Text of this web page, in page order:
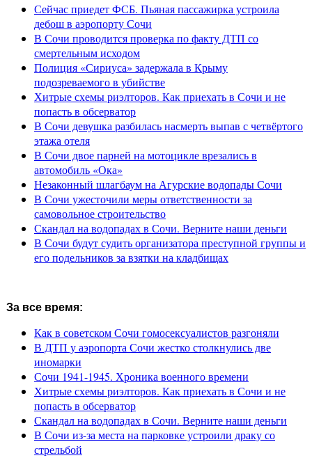
Сейчас приедет ФСБ. Пьяная пассажирка устроила
дебош в аэропорту Сочи
В Сочи проводится проверка по факту ДТП со
смертельным исходом
Полиция «Сириуса» задержала в Крыму
подозреваемого в убийстве
Хитрые схемы риэлторов. Как приехать в Сочи и не
попасть в обсерватор
В Сочи девушка разбилась насмерть выпав с четвёртого
этажа отеля
В Сочи двое парней на мотоцикле врезались в
автомобиль «Ока»
Незаконный шлагбаум на Агурские водопады Сочи
В Сочи ужесточили меры ответственности за
самовольное строительство
Скандал на водопадах в Сочи. Верните наши деньги
В Сочи будут судить организатора преступной группы и
его подельников за взятки на кладбищах
За все время:
Как в советском Сочи гомосексуалистов разгоняли
В ДТП у аэропорта Сочи жестко столкнулись две
иномарки
Сочи 1941-1945. Хроника военного времени
Хитрые схемы риэлторов. Как приехать в Сочи и не
попасть в обсерватор
Скандал на водопадах в Сочи. Верните наши деньги
В Сочи из-за места на парковке устроили драку со
стрельбой